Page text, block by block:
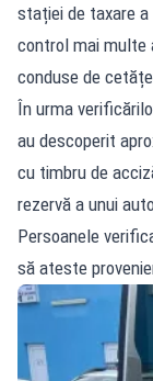
stației de taxare
control mai multe
conduse de
În urma
au descoperit
cu timbru de
rezervă a unui
Persoanele
să ateste